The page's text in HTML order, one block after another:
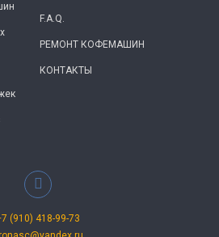
F.A.Q.
РЕМОНТ КОФЕМАШИН
КОНТАКТЫ
(910) 418-99-73